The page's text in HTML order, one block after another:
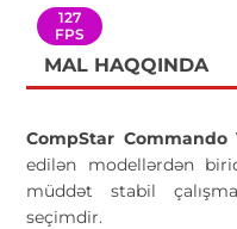
127
FPS
MAL HAQQINDA
CompStar
edilən modellərdən
müddət stabil
seçimdir.